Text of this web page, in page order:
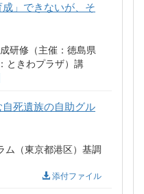
」できないが、そ
研修（主催：徳島県
ときわプラザ）講
死遺族の自助グル
ム（東京都港区）基調
添付ファイル